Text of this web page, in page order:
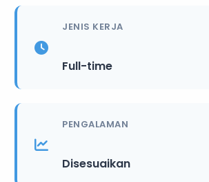
JENIS KERJA
Full-time
PENGALAMAN
Disesuaikan